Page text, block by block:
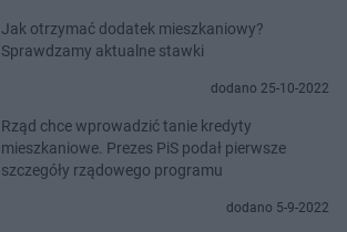
Jak otrzymać dodatek mieszkaniowy?
Sprawdzamy aktualne stawki
dodano 25-10-2022
Rząd chce wprowadzić tanie kredyty
mieszkaniowe. Prezes PiS podał pierwsze
szczegóły rządowego programu
dodano 5-9-2022